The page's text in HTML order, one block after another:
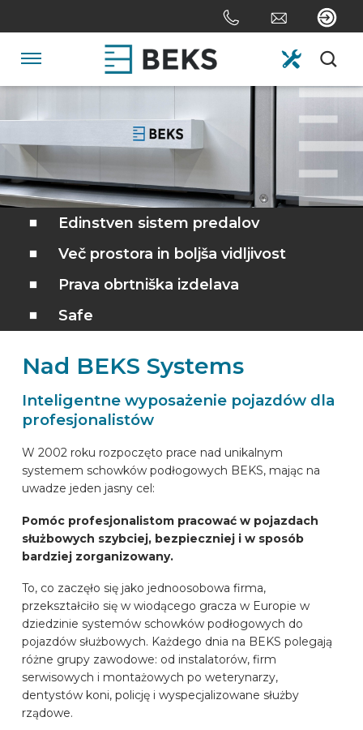
to
Jump
the
navigation
O NAS
SISTEMI
PO MERI
SEKTOR
OPREMLJANJE VOZILA
SL
Edinstven sistem predalov
Več prostora in boljša vidljivost
Prava obrtniška izdelava
Safe
Nad BEKS Systems
Inteligentne wyposażenie pojazdów dla
profesjonalistów
W 2002 roku rozpoczęto prace nad unikalnym
systemem schowków podłogowych BEKS, mając na
uwadze jeden jasny cel:
Pomóc profesjonalistom pracować w pojazdach
służbowych szybciej, bezpieczniej i w sposób
bardziej zorganizowany.
To, co zaczęło się jako jednoosobowa firma,
przekształciło się w wiodącego gracza w Europie w
dziedzinie systemów schowków podłogowych do
pojazdów służbowych. Każdego dnia na BEKS polegają
różne grupy zawodowe: od instalatorów, firm
serwisowych i montażowych po weterynarzy,
dentystów koni, policję i wyspecjalizowane służby
rządowe.